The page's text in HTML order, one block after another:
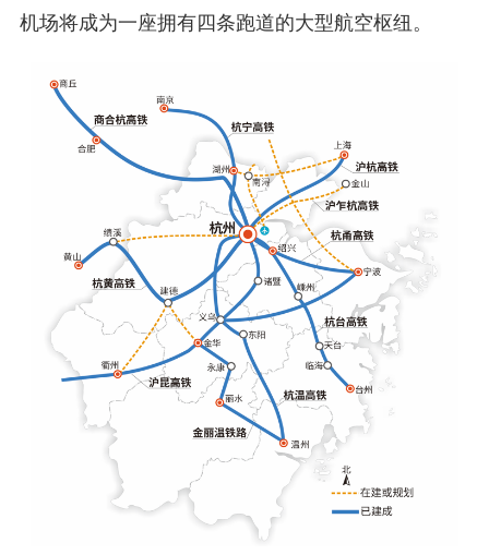
机场将成为一座拥有四条跑道的大型航空枢纽。